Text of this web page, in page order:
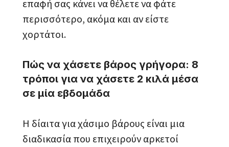
επαφή σας κάνει να θέλετε να φάτε
περισσότερο, ακόμα και αν είστε
χορτάτοι.
Πώς να χάσετε βάρος γρήγορα: 8
τρόποι για να χάσετε 2 κιλά μέσα
σε μία εβδομάδα
Η δίαιτα για χάσιμο βάρους είναι μια
διαδικασία που επιχειρούν αρκετοί